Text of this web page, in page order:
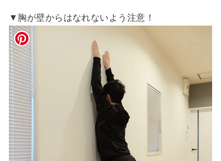
▼胸が壁からはなれないよう注意！